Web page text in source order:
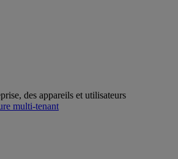
des appareils et utilisateurs
multi-tenant